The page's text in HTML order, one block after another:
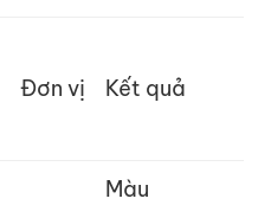
Đơn vị Kết quả
Màu